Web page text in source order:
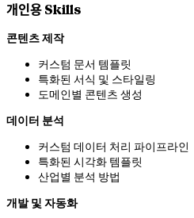
개인용 Skills
콘텐츠 제작
커스텀 문서 템플릿
특화된 서식 및 스타일링
도메인별 콘텐츠 생성
데이터 분석
커스텀 데이터 처리 파이프라인
특화된 시각화 템플릿
산업별 분석 방법
개발 및 자동화